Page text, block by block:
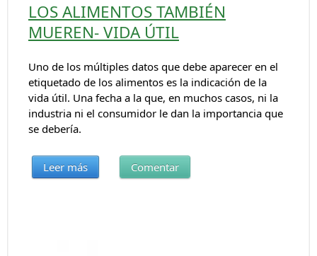
LOS ALIMENTOS TAMBIÉN
MUEREN- VIDA ÚTIL
Uno de los múltiples datos que debe aparecer en el
etiquetado de los alimentos es la indicación de la
vida útil. Una fecha a la que, en muchos casos, ni la
industria ni el consumidor le dan la importancia que
se debería.
Leer más Comentar